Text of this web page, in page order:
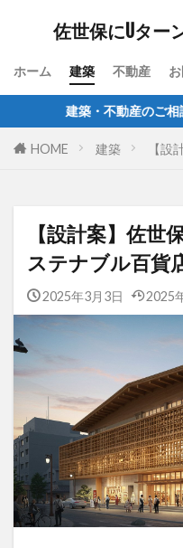
佐世保にUター
ホーム 建築 不動産
建築・不動産のご相談
HOME 建築 【
【設計案】佐世
ステナブル百貨
2025年3月3日 2025